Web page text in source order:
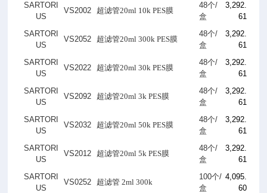
SARTORI
US
VS2002 超滤管20ml 10k PES膜
48个/
盒
3,292.
61
SARTORI
US
VS2052 超滤管20ml 300k PES膜
48个/
盒
3,292.
61
SARTORI
US
VS2022 超滤管20ml 30k PES膜
48个/
盒
3,292.
61
SARTORI
US
VS2092 超滤管20ml 3k PES膜
48个/
盒
3,292.
61
SARTORI
US
VS2032 超滤管20ml 50k PES膜
48个/
盒
3,292.
61
SARTORI
US
VS2012 超滤管20ml 5k PES膜
48个/
盒
3,292.
61
SARTORI
US
VS0252 超滤管 2ml 300k
100个/
盒
4,095.
60